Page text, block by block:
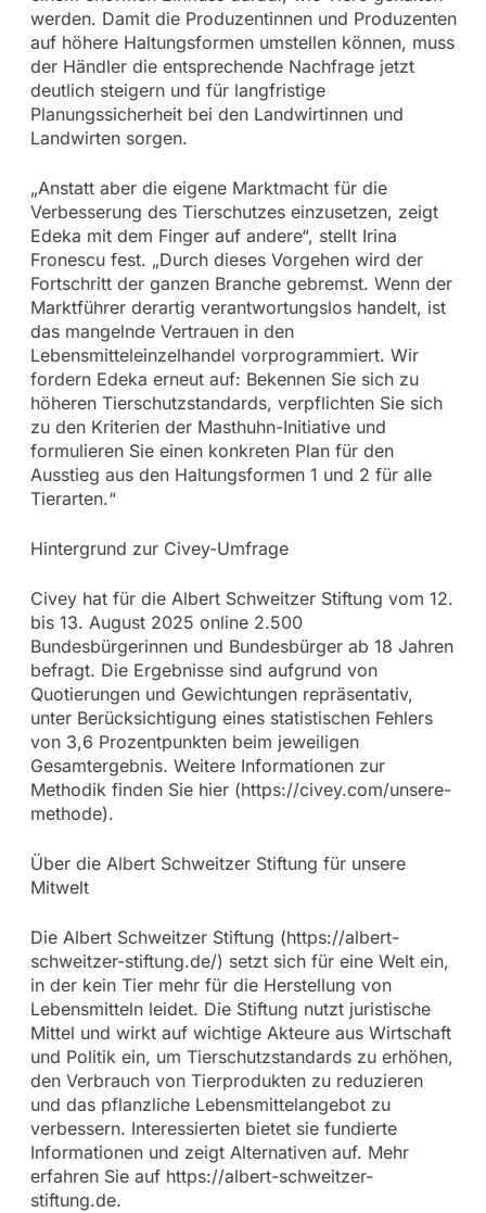
werden. Damit die Produzentinnen und Produzenten
auf höhere Haltungsformen umstellen können, muss
der Händler die entsprechende Nachfrage jetzt
deutlich steigern und für langfristige
Planungssicherheit bei den Landwirtinnen und
Landwirten sorgen.
„Anstatt aber die eigene Marktmacht für die
Verbesserung des Tierschutzes einzusetzen, zeigt
Edeka mit dem Finger auf andere“, stellt Irina
Fronescu fest. „Durch dieses Vorgehen wird der
Fortschritt der ganzen Branche gebremst. Wenn der
Marktführer derartig verantwortungslos handelt, ist
das mangelnde Vertrauen in den
Lebensmitteleinzelhandel vorprogrammiert. Wir
fordern Edeka erneut auf: Bekennen Sie sich zu
höheren Tierschutzstandards, verpflichten Sie sich
zu den Kriterien der Masthuhn-Initiative und
formulieren Sie einen konkreten Plan für den
Ausstieg aus den Haltungsformen 1 und 2 für alle
Tierarten.“
Hintergrund zur Civey-Umfrage
Civey hat für die Albert Schweitzer Stiftung vom 12.
bis 13. August 2025 online 2.500
Bundesbürgerinnen und Bundesbürger ab 18 Jahren
befragt. Die Ergebnisse sind aufgrund von
Quotierungen und Gewichtungen repräsentativ,
unter Berücksichtigung eines statistischen Fehlers
von 3,6 Prozentpunkten beim jeweiligen
Gesamtergebnis. Weitere Informationen zur
Methodik finden Sie hier (https://civey.com/unsere-
methode).
Über die Albert Schweitzer Stiftung für unsere
Mitwelt
Die Albert Schweitzer Stiftung (https://albert-
schweitzer-stiftung.de/) setzt sich für eine Welt ein,
in der kein Tier mehr für die Herstellung von
Lebensmitteln leidet. Die Stiftung nutzt juristische
Mittel und wirkt auf wichtige Akteure aus Wirtschaft
und Politik ein, um Tierschutzstandards zu erhöhen,
den Verbrauch von Tierprodukten zu reduzieren
und das pflanzliche Lebensmittelangebot zu
verbessern. Interessierten bietet sie fundierte
Informationen und zeigt Alternativen auf. Mehr
erfahren Sie auf https://albert-schweitzer-
stiftung.de.